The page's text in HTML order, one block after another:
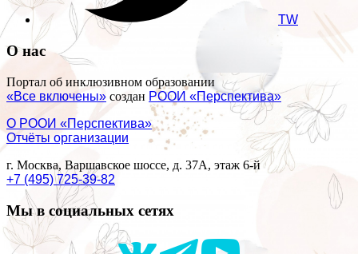
TW
О нас
Портал об инклюзивном образовании
«Все включены» создан РООИ «Перспектива»
О РООИ «Перспектива»
Отчёты организации
г. Москва, Варшавское шоссе, д. 37А, этаж 6-й
+7 (495) 725-39-82
Мы в социальных сетях